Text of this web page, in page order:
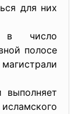
для них
в число
полосе
выполняет